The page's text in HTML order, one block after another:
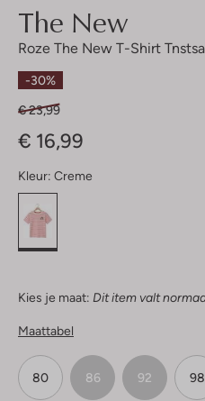
The New
Roze The New T-Shirt
-30%
€ 23,99
€ 16,99
Kleur: Creme
Kies je maat: Dit item valt
Maattabel
80 86 92 98